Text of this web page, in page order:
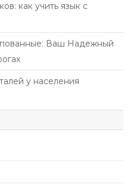
как учить язык с
Ваш Надежный
у населения